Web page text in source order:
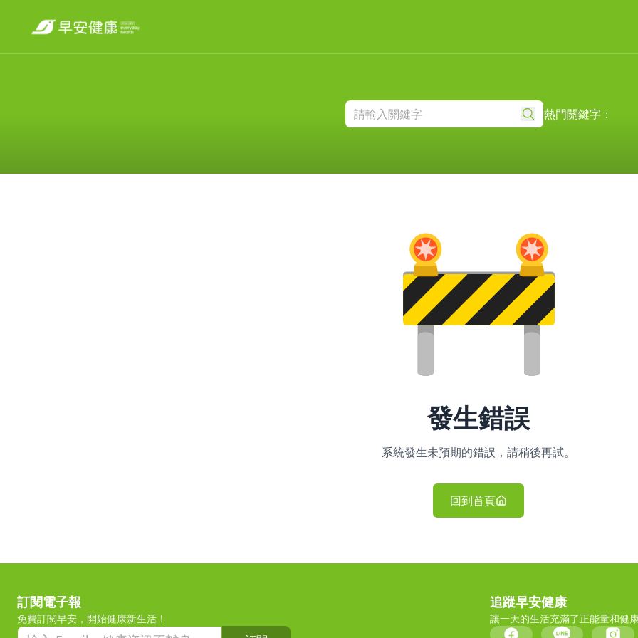
熱門關鍵字：
發生錯誤
系統發生未預期的錯誤，請稍後再試。
回到首頁
訂閱電子報
免費訂閱早安，開始健康新生活！
追蹤早安健康
讓一天的生活充滿了正能量和健